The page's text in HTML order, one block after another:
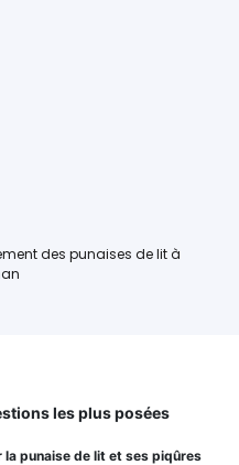
des punaises de lit à
les plus posées
la punaise de lit et ses piqûres